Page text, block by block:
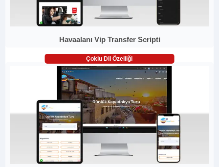
Havaalanı Vip Transfer Scripti
Çoklu Dil Özelliği